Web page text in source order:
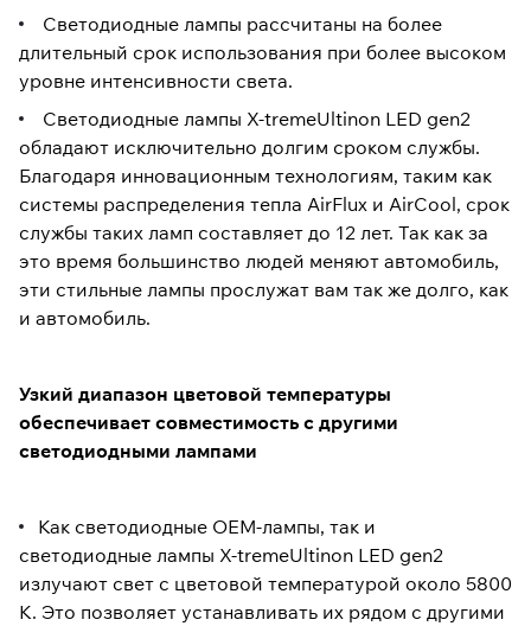
Светодиодные лампы рассчитаны на более
длительный срок использования при более высоком
уровне интенсивности света.
Светодиодные лампы X-tremeUltinon LED gen2
обладают исключительно долгим сроком службы.
Благодаря инновационным технологиям, таким как
системы распределения тепла AirFlux и AirCool, срок
службы таких ламп составляет до 12 лет. Так как за
это время большинство людей меняют автомобиль,
эти стильные лампы прослужат вам так же долго, как
и автомобиль.
Узкий диапазон цветовой температуры
обеспечивает совместимость с другими
светодиодными лампами
Как светодиодные OEM-лампы, так и
светодиодные лампы X-tremeUltinon LED gen2
излучают свет с цветовой температурой около 5800
К. Это позволяет устанавливать их рядом с другими